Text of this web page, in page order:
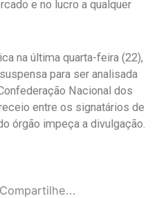
e no lucro a qualquer
na última quarta-feira (22),
para ser analisada
Nacional dos
entre os signatários de
órgão impeça a divulgação.